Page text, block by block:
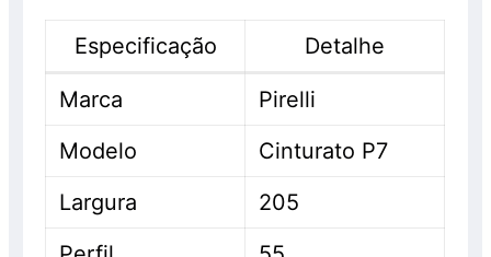
Especificação Detalhe
Marca
Pirelli
Modelo
Cinturato P7
Largura
205